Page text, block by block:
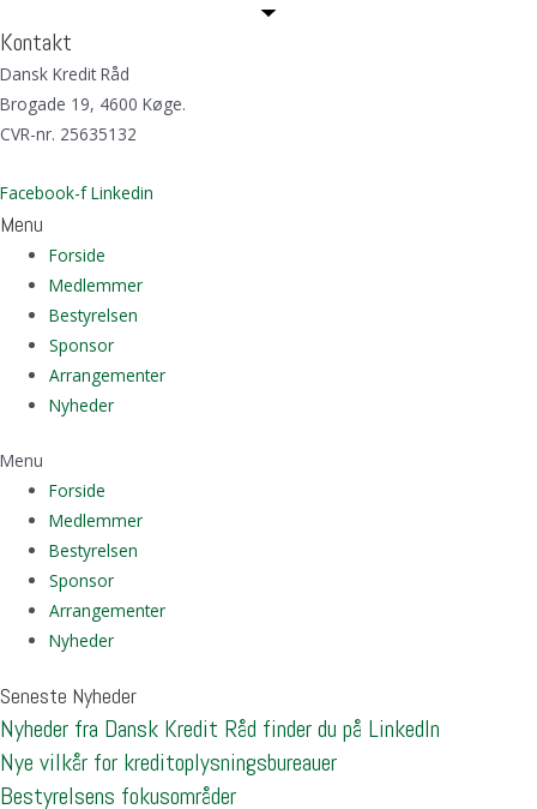
Kontakt
Dansk Kredit Råd
Brogade 19, 4600 Køge.
CVR-nr. 25635132
Facebook-f Linkedin
Menu
Forside
Medlemmer
Bestyrelsen
Sponsor
Arrangementer
Nyheder
Menu
Forside
Medlemmer
Bestyrelsen
Sponsor
Arrangementer
Nyheder
Seneste Nyheder
Nyheder fra Dansk Kredit Råd finder du på LinkedIn
Nye vilkår for kreditoplysningsbureauer
Bestyrelsens fokusområder